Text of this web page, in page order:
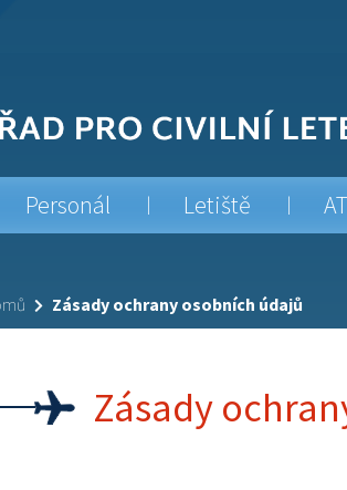
Personál Letiště
Zásady ochrany osobních údajů
Zásady